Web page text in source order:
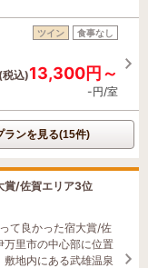
ツイン 食事なし
込)13,300円～
-円/室
ランを見る(15件)
賞/佐賀エリア3位
て良かった宿大賞/佐
里市の中心部に位置
敷地内にある武雄温泉